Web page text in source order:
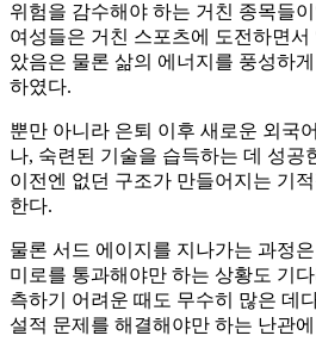
위험을 감수해야 하는 거친 종목들
여성들은 거친 스포츠에 도전하면
았음은 물론 삶의 에너지를 풍성하
하였다.
뿐만 아니라 은퇴 이후 새로운 외국
나, 숙련된 기술을 습득하는 데 성공
이전엔 없던 구조가 만들어지는 기
한다.
물론 서드 에이지를 지나가는 과정
미로를 통과해야만 하는 상황도 기
측하기 어려운 때도 무수히 많은 데
설적 문제를 해결해야만 하는 난관